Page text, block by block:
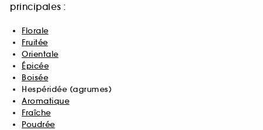
principales :
Florale
Fruitée
Orientale
Épicée
Boisée
Hespéridée (agrumes)
Aromatique
Fraîche
Poudrée